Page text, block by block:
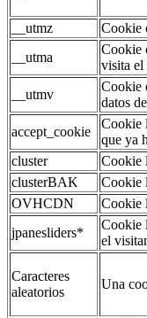
__utmz
Cookie
__utma
Cookie
visita el
__utmv
Cookie
datos
accept_cookie
Cookie
que ya
cluster
Cookie
clusterBAK
Cookie
OVHCDN
Cookie
jpanesliders*
Cookie
el
Caracteres
aleatorios
Una